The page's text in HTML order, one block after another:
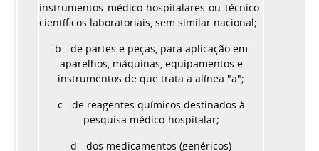
instrumentos médico-hospitalares ou técnico-
científicos laboratoriais, sem similar nacional;
b - de partes e peças, para aplicação em
aparelhos, máquinas, equipamentos e
instrumentos de que trata a alínea "a";
c - de reagentes químicos destinados à
pesquisa médico-hospitalar;
d - dos medicamentos (genéricos)